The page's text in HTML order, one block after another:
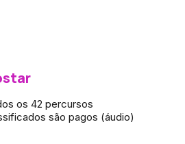
os 42 percursos
são pagos (áudio)